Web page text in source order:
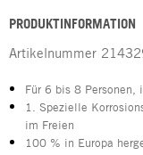
PRODUKTINFORMATION
Artikelnummer
Für 6 bis 8 Personen,
1. Spezielle
im Freien
100 % in Europa